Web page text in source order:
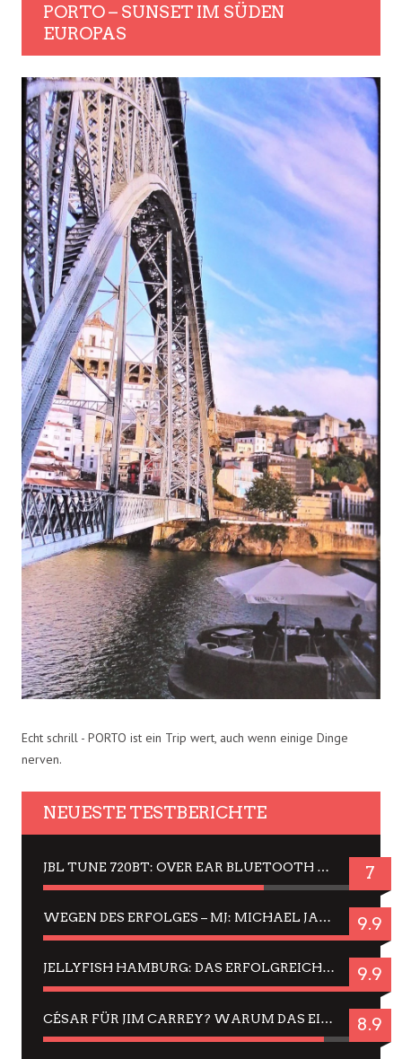
PORTO – SUNSET IM SÜDEN
EUROPAS
Echt schrill - PORTO ist ein Trip wert, auch wenn einige Dinge
nerven.
NEUESTE TESTBERICHTE
JBL TUNE 720BT: OVER EAR BLUETOOTH KOPFHÖRER UM DIE 50,-€ IM DAUER-TEST 7
WEGEN DES ERFOLGES – MJ: MICHAEL JACKSON MUSICAL IN EINER MATINEE SEHEN 9.9
JELLYFISH HAMBURG: DAS ERFOLGREICHE SOMMER-MENÜ 2025 IN GEFÜHLEN UND BILDERN 9.9
CÉSAR FÜR JIM CARREY? WARUM DAS EINER DER NERVIGSTEN ACTORS IST UND BLEIBT 8.9